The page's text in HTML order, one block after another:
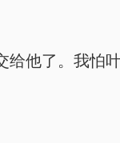
他了。我怕